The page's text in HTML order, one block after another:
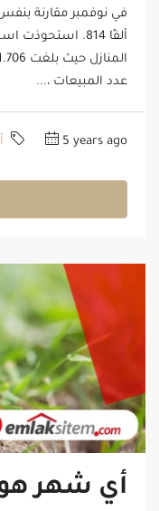
ألفًا 814.
عدد المبيعات ،...
5 years ago
أي شهر